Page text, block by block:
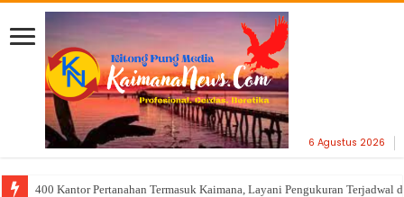
6 Agustus 2026
400 Kantor Pertanahan Termasuk Kaimana, Layani Pengukuran Terjadwal